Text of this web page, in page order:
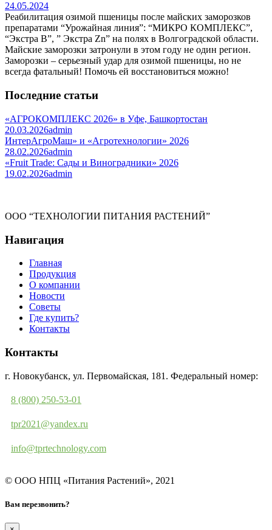
24.05.2024
Реабилитация озимой пшеницы после майских заморозков
препаратами “Урожайная линия”: “МИКРО КОМПЛЕКС”,
“Экстра B”, ” Экстра Zn” на полях в Волгоградской области.
Майские заморозки затронули в этом году не один регион.
Заморозки – серьезный удар для озимой пшеницы, но не
всегда фатальный! Помочь ей восстановиться можно!
Последние статьи
«АГРОКОМПЛЕКС 2026» в Уфе, Башкортостан
20.03.2026admin
ИнтерАгроМаш» и «Агротехнологии» 2026
28.02.2026admin
«Fruit Trade: Сады и Виноградники» 2026
19.02.2026admin
ООО “ТЕХНОЛОГИИ ПИТАНИЯ РАСТЕНИЙ”
Навигация
Главная
Продукция
О компании
Новости
Советы
Где купить?
Контакты
Контакты
г. Новокубанск, ул. Первомайская, 181. Федеральный номер:
8 (800) 250-53-01
tpr2021@yandex.ru
info@tprtechnology.com
© ООО НПЦ «Питания Растений», 2021
Вам перезвонить?